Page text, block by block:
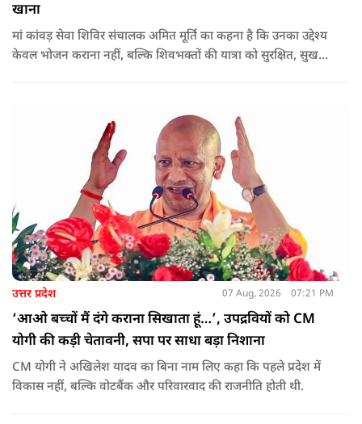
खाना
मां कांवड़ सेवा शिविर संचालक अमित मूर्ति का कहना है कि उनका उद्देश्य
केवल भोजन कराना नहीं, बल्कि शिवभक्तों की यात्रा को सुरक्षित, सुखद
उत्तर प्रदेश 07 Aug, 2026 07:21 PM
‘आओ बच्चों मैं दंगे कराना सिखाता हूं…’, उपद्रवियों को CM
योगी की कड़ी चेतावनी, सपा पर साधा बड़ा निशाना
CM योगी ने अखिलेश यादव का बिना नाम लिए कहा कि पहले प्रदेश में
विकास नहीं, बल्कि वोटबैंक और परिवारवाद की राजनीति होती थी.